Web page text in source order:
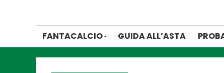
FANTACALCIO GUIDA ALL’ASTA